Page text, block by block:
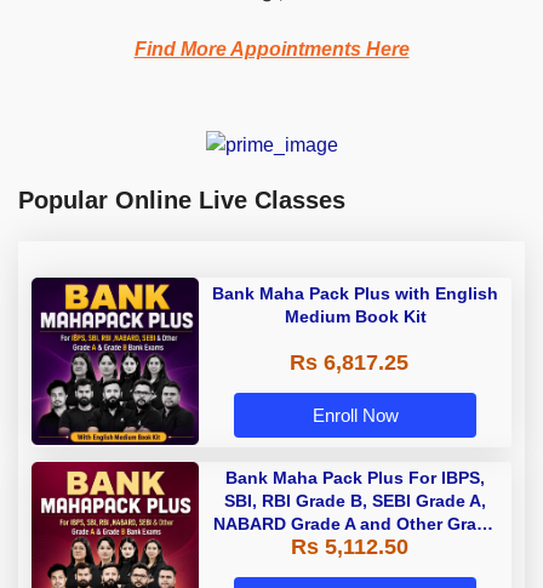
Find More Appointments Here
Popular Online Live Classes
Bank Maha Pack Plus with English
Medium Book Kit
Rs 6,817.25
Enroll Now
Bank Maha Pack Plus For IBPS,
SBI, RBI Grade B, SEBI Grade A,
NABARD Grade A and Other Grade
A & Grade B Bank Exams
Rs 5,112.50